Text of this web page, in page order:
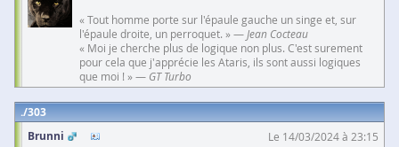
« Tout homme porte sur l'épaule gauche un singe et, sur
l'épaule droite, un perroquet. » —Jean Cocteau
« Moi je cherche plus de logique non plus. C'est surement
pour cela que j'apprécie les Ataris, ils sont aussi logiques
que moi ! » — GT Turbo
303
Brunni
Le 14/03/2024 à 23:15